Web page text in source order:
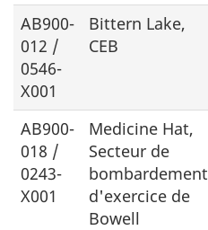
AB900-
012 /
0546-
X001
Bittern Lake,
CEB
AB900-
018 /
0243-
X001
Medicine Hat,
Secteur de
bombardement
d'exercice de
Bowell